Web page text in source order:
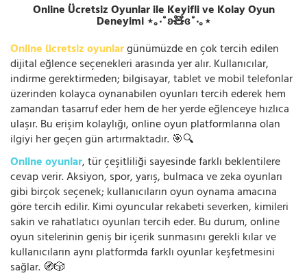
Online Ücretsiz Oyunlar ile Keyifli ve Kolay Oyun
Deneyimi ⋆｡‧˚ʚ🧸ɞ˚‧｡⋆
Online ücretsiz oyunlargünümüzde en çok tercih edilen
dijital eğlence seçenekleri arasında yer alır. Kullanıcılar,
indirme gerektirmeden; bilgisayar, tablet ve mobil telefonlar
üzerinden kolayca oynanabilen oyunları tercih ederek hem
zamandan tasarruf eder hem de her yerde eğlenceye hızlıca
ulaşır. Bu erişim kolaylığı, online oyun platformlarına olan
ilgiyi her geçen gün artırmaktadır. 🎯🔍
Online oyunlar, tür çeşitliliği sayesinde farklı beklentilere
cevap verir. Aksiyon, spor, yarış, bulmaca ve zeka oyunları
gibi birçok seçenek; kullanıcıların oyun oynama amacına
göre tercih edilir. Kimi oyuncular rekabeti severken, kimileri
sakin ve rahatlatıcı oyunları tercih eder. Bu durum, online
oyun sitelerinin geniş bir içerik sunmasını gerekli kılar ve
kullanıcıların aynı platformda farklı oyunlar keşfetmesini
sağlar. 🧭🎲